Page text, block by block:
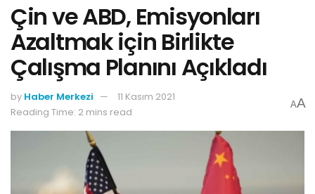
Çin ve ABD, Emisyonları
Azaltmak için Birlikte
Çalışma Planını Açıkladı
by Haber Merkezi
11 Kasım 2021
Reading Time: 2 mins read
AA